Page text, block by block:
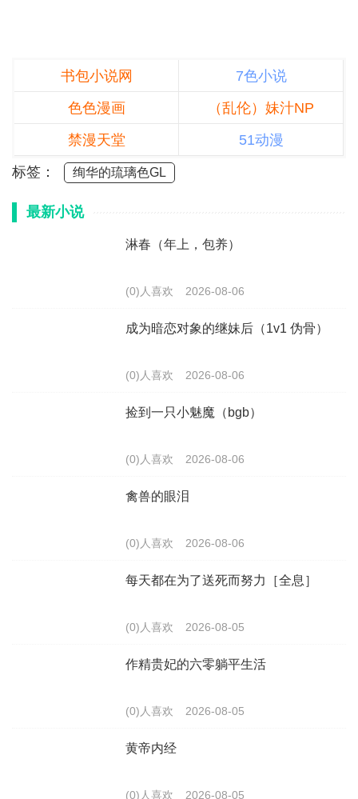
书包小说网
7色小说
色色漫画
（乱伦）妹汁NP
禁漫天堂
51动漫
标签：
绚华的琉璃色GL
最新小说
淋春（年上，包养）
(0)人喜欢 2026-08-06
成为暗恋对象的继妹后（1v1 伪骨）
(0)人喜欢 2026-08-06
捡到一只小魅魔（bgb）
(0)人喜欢 2026-08-06
禽兽的眼泪
(0)人喜欢 2026-08-06
每天都在为了送死而努力［全息］
(0)人喜欢 2026-08-05
作精贵妃的六零躺平生活
(0)人喜欢 2026-08-05
黄帝内经
(0)人喜欢 2026-08-05